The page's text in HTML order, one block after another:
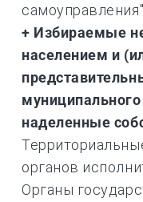
+ Избираемые
населением и
наделенные
органов
Органы